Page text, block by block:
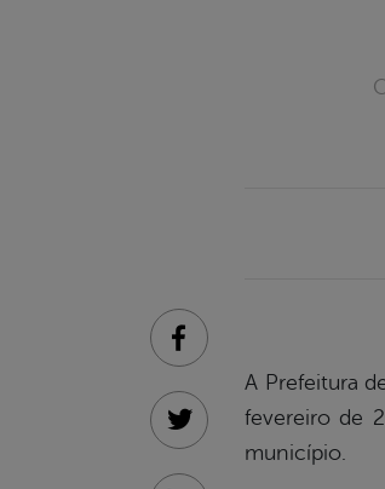
A Prefeitura
fevereiro de
município.
Facebook
Twitter